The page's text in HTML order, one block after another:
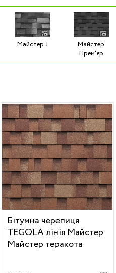
Майстер J
Майстер
Прем'єр
Бітумна черепиця
TEGOLA лінія Майстер
Майстер теракота